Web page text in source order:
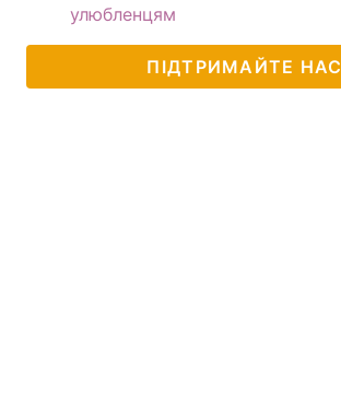
улюбленцям
ПІДТРИМАЙТЕ НАС